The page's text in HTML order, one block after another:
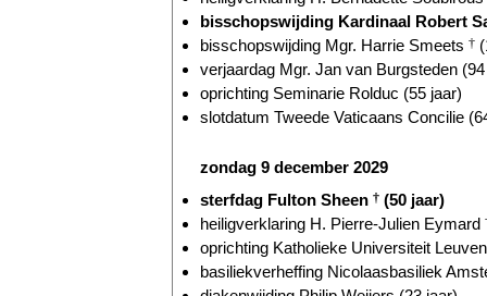
bisschopswijding Kardinaal Robert
bisschopswijding Mgr. Harrie Smeets †
verjaardag Mgr. Jan van Burgsteden
oprichting Seminarie Rolduc (55 jaar)
slotdatum Tweede Vaticaans Concilie
zondag 9 december 2029
sterfdag Fulton Sheen † (50 jaar)
heiligverklaring H. Pierre-Julien Eymard
oprichting Katholieke Universiteit
basiliekverheffing Nicolaasbasiliek